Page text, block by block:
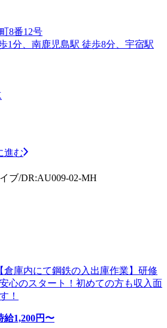
8番12号
1分、南鹿児島駅 徒歩8分、宇宿駅
進む
ブ/DR:AU009-02-MH
倉庫内にて鋼鉄の入出庫作業】研修
心のスタート！初めての方も収入面
！
給1,200円〜